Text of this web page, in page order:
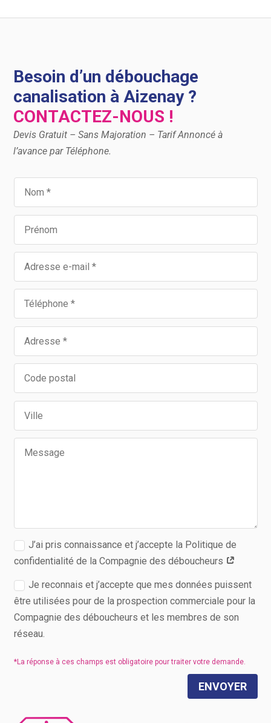
Besoin d’un débouchage
canalisation à Aizenay ?
CONTACTEZ-NOUS !
Devis Gratuit – Sans Majoration – Tarif Annoncé à
l’avance par Téléphone.
J’ai pris connaissance et j’accepte la Politique de
confidentialité de la Compagnie des déboucheurs
Je reconnais et j’accepte que mes données puissent
être utilisées pour de la prospection commerciale pour la
Compagnie des déboucheurs et les membres de son
réseau.
ENVOYER